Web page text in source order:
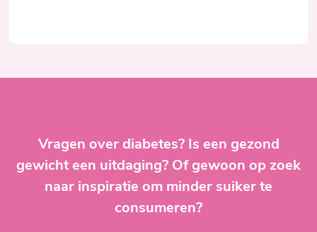
Vragen over diabetes? Is een gezond
gewicht een uitdaging? Of gewoon op zoek
naar inspiratie om minder suiker te
consumeren?